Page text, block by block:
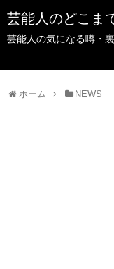
芸能人のどこま
芸能人の気になる噂・
ホーム NEWS